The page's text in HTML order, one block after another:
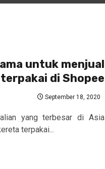
untuk menjual
di Shopee
September 18, 2020
yang terbesar di Asia
terpakai...